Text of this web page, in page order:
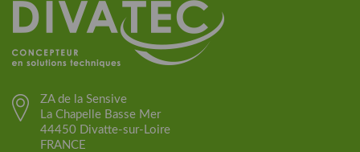
ZA de la Sensive
La Chapelle Basse Mer
44450 Divatte-sur-Loire
FRANCE